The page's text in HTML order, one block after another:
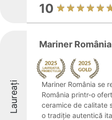
10
Laureați
Mariner România
Mariner România se
România printr-o
ceramice de calitate
o tradiție autentică